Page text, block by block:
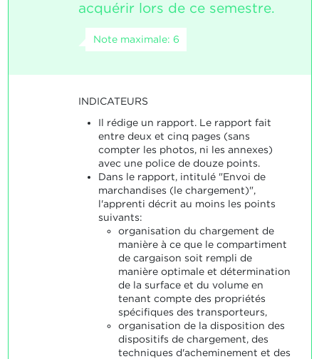
acquérir lors de ce semestre.
Note maximale: 6
INDICATEURS
Il rédige un rapport. Le rapport fait
entre deux et cinq pages (sans
compter les photos, ni les annexes)
avec une police de douze points.
Dans le rapport, intitulé "Envoi de
marchandises (le chargement)",
l'apprenti décrit au moins les points
suivants:
organisation du chargement de
manière à ce que le compartiment
de cargaison soit rempli de
manière optimale et détermination
de la surface et du volume en
tenant compte des propriétés
spécifiques des transporteurs,
organisation de la disposition des
dispositifs de chargement, des
techniques d'acheminement et des